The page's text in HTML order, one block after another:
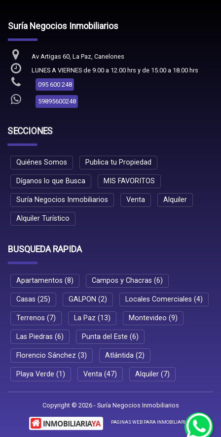
Suría Negocios Inmobiliarios
Av Artigas 60, La Paz, Canelones
LUNES A VIERNES de 9.00 a 12.00 hrs y de 15.00 a 18.00 hrs
095 600 248
59895600248
SECCIONES
Quiénes Somos Publica tu Propiedad
Díganos lo que Busca MIS FAVORITOS
Suría Negocios Inmobiliarios Venta Alquiler
Alquiler Turístico
BUSQUEDA RAPIDA
Apartamentos (8) Campos y Chacras (6)
Casas (25) GALPON (2) Locales Comerciales (4)
Terrenos (7) La Paz (13) Montevideo (9)
Las Piedras (6) Punta del Este (6)
Florencio Sánchez (3) Atlántida (2)
Playa Verde (1) Venta (47) Alquiler (7)
Copyright © 2026 - Suría Negocios Inmobiliarios
PAGINAS WEB PARA INMOBILIARIAS